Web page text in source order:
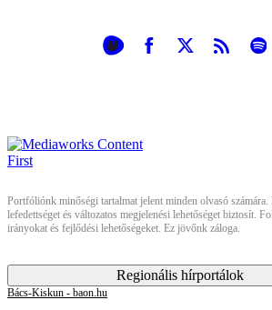
Portfóliónk minőségi tartalmat jelent minden olvasó számára.
lefedettséget és változatos megjelenési lehetőséget biztosít.
irányokat és fejlődési lehetőségeket. Ez jövőnk záloga.
Regionális hírportálok
Bács-Kiskun - baon.hu